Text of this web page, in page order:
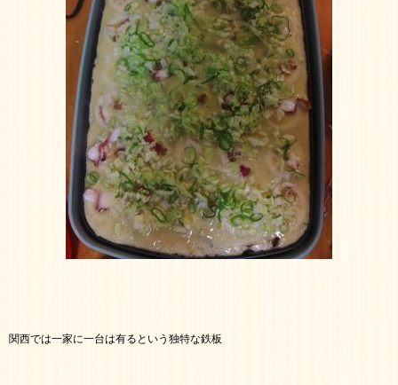
関西では一家に一台は有るという独特な鉄板